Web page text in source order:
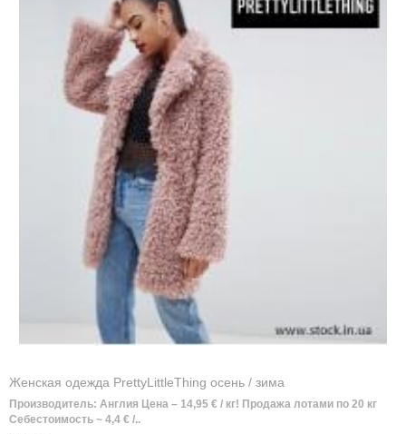
Женская одежда PrettyLittleThing осень / зима
Производитель: Англия Цена – 14,95 € / кг! Продажа лотами по 20 кг
Себестоимость ~ 4,4 € /..